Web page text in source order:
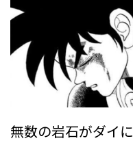
無数の岩石がダイ